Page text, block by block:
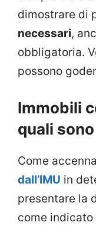
dimostrare di
necessari,
obbligatoria.
possono
Immobili
quali sono
Come
dall’IMU in
presentare la
come indicato